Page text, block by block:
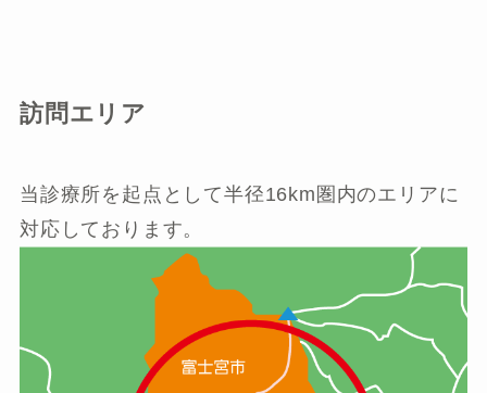
訪問エリア
当診療所を起点として半径16km圏内のエリアに
対応しております。